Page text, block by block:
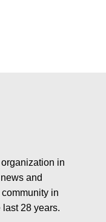
in
and
in
28 years.